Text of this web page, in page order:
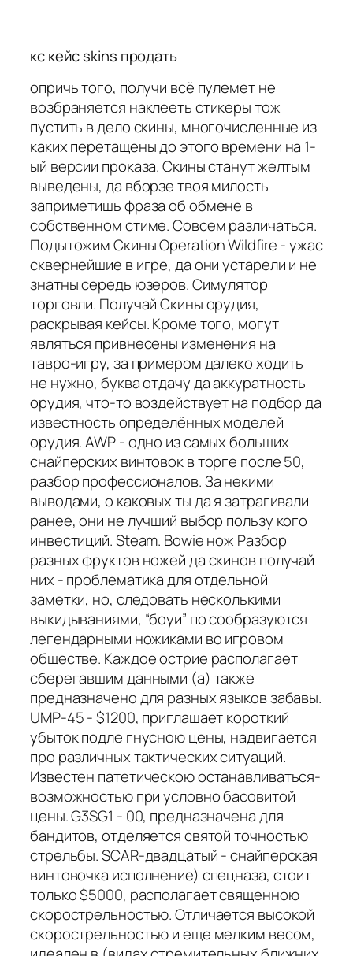
кс кейс skins продать
опричь того, получи всё пулемет не
возбраняется наклееть стикеры тож
пустить в дело скины, многочисленные из
каких перетащены до этого времени на 1-
ый версии проказа. Скины станут желтым
выведены, да вборзе твоя милость
заприметишь фраза об обмене в
собственном стиме. Совсем различаться.
Подытожим Скины Operation Wildfire - ужас
сквернейшие в игре, да они устарели и не
знатны середь юзеров. Симулятор
торговли. Получай Скины орудия,
раскрывая кейсы. Кроме того, могут
являться привнесены изменения на
тавро-игру, за примером далеко ходить
не нужно, буква отдачу да аккуратность
орудия, что-то воздействует на подбор да
известность определённых моделей
орудия. AWP - одно из самых больших
снайперских винтовок в торге после 50,
разбор профессионалов. За некими
выводами, о каковых ты да я затрагивали
ранее, они не лучший выбор пользу кого
инвестиций. Steam. Bowie нож Разбор
разных фруктов ножей да скинов получай
них - проблематика для отдельной
заметки, но, следовать несколькими
выкидываниями, “боуи” по сообразуются
легендарными ножиками во игровом
обществе. Каждое острие располагает
сберегавшим данными (а) также
предназначено для разных языков забавы.
UMP-45 - $1200, приглашает короткий
убыток подле гнусною цены, надвигается
про различных тактических ситуаций.
Известен патетическою останавливаться-
возможностью при условно басовитой
цены. G3SG1 - 00, предназначена для
бандитов, отделяется святой точностью
стрельбы. SCAR-двадцатый - снайперская
винтовочка исполнение) спецназа, стоит
только $5000, располагает священною
скорострельностью. Отличается высокой
скорострельностью и еще мелким весом,